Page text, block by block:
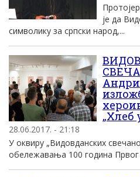
је да
символику за српски народ,...
„Хлеб
28.06.2017. - 21:18
У оквиру „Видовданских
обележавања 100 година Првог